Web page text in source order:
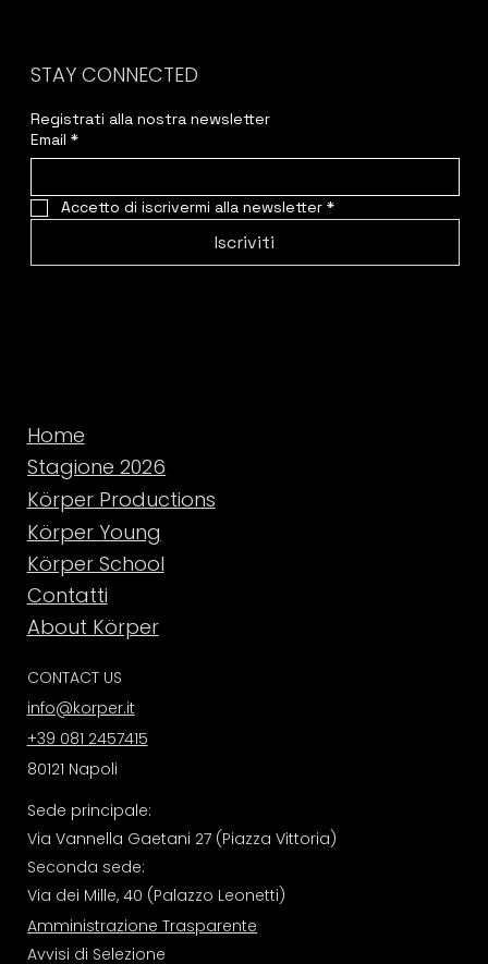
STAY CONNECTED
Registrati alla nostra newsletter
Email *
Accetto di iscrivermi alla newsletter *
Iscriviti
Home
Stagione 2026
Körper Productions
Körper Young
Körper School
Contatti
About Körper
CONTACT US
info@korper.it
+39 081 2457415
Sede principale:
Via Vannella Gaetani 27 (Piazza Vittoria)
Seconda sede:
Via dei Mille, 40 (Palazzo Leonetti)
Amministrazione Trasparente
Avvisi di Selezione
80121 Napoli